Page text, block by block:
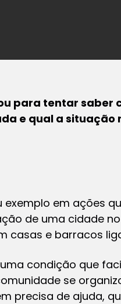
para tentar saber
e qual a situação
exemplo em ações
de uma cidade
casas e barracos
condição que
se
precisa de ajuda,